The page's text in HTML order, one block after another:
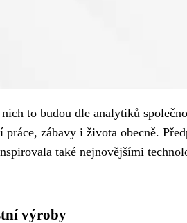
to budou dle analytiků
zábavy i života obecně.
také nejnovějšími
výroby